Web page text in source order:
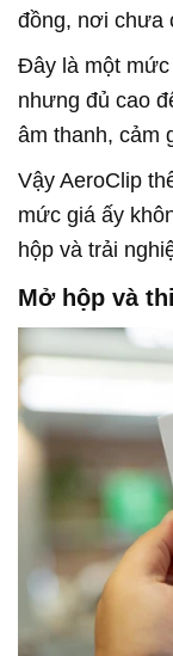
đồng, nơi chưa
Đây là một mức
nhưng đủ cao
âm thanh, cảm
Vậy AeroClip
mức giá ấy
hộp và trải
Mở hộp và